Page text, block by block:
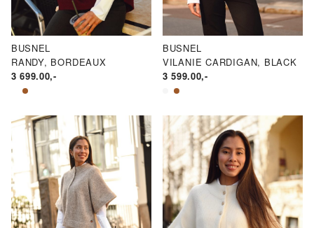
BUSNEL
RANDY, BORDEAUX
3 699.00,-
BUSNEL
VILANIE CARDIGAN, BLACK
3 599.00,-